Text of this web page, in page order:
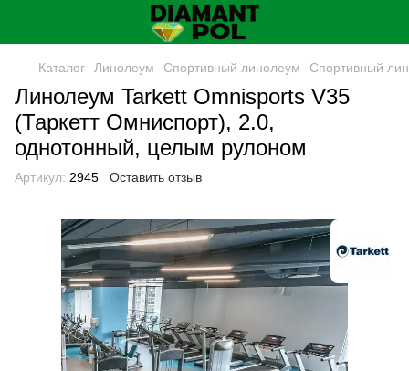
Каталог Линолеум Спортивный линолеум Спортивный
Линолеум Tarkett Omnisports V35
(Таркетт Омниспорт), 2.0,
однотонный, целым рулоном
Артикул: 2945 Оставить отзыв